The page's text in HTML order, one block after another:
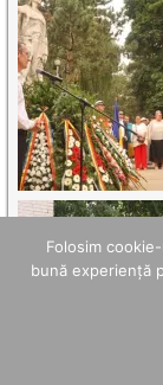
Folosim
bună experiență